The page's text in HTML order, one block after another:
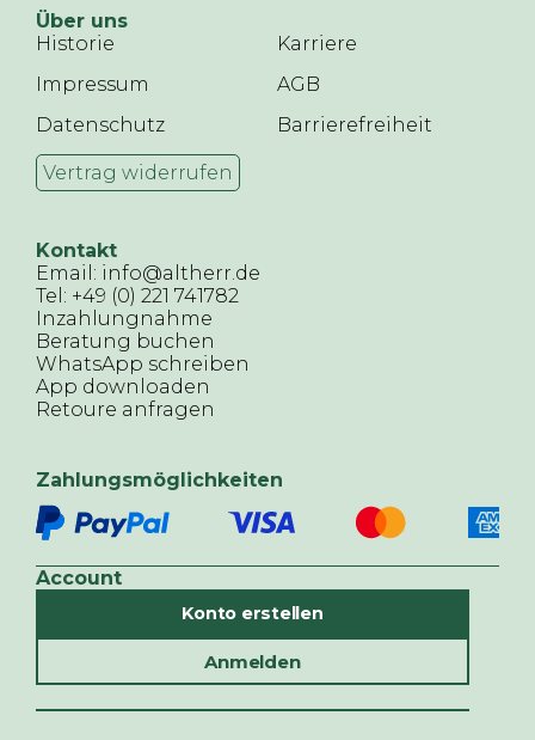
Über uns
Historie
Karriere
Impressum
AGB
Datenschutz
Barrierefreiheit
Vertrag widerrufen
Kontakt
Email: info@altherr.de
Tel: +49 (0) 221 741782
Inzahlungnahme
Beratung buchen
WhatsApp schreiben
App downloaden
Retoure anfragen
Zahlungsmöglichkeiten
Account
Konto erstellen
Anmelden